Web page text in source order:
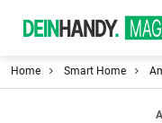
Home Smart Home